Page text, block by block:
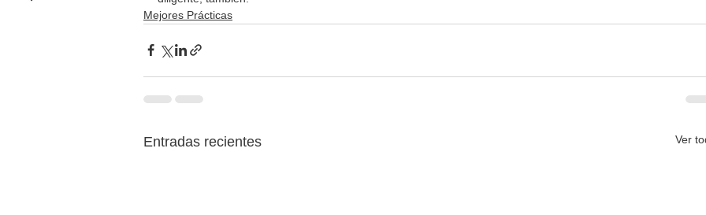
Mejores Prácticas
Entradas recientes Ver